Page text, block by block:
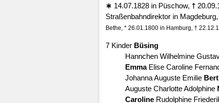
∗ 14.07.1828 in Püschow, †
Straßenbahndirektor in
Bethe, * 26.01.1800 in Hamburg, †
7 Kinder Büsing
Hannchen Wilhelmine
EmmaElise Caroline
Johanna Auguste Emilie
Auguste Charlotte Adolphine
Caroline Rudolphine